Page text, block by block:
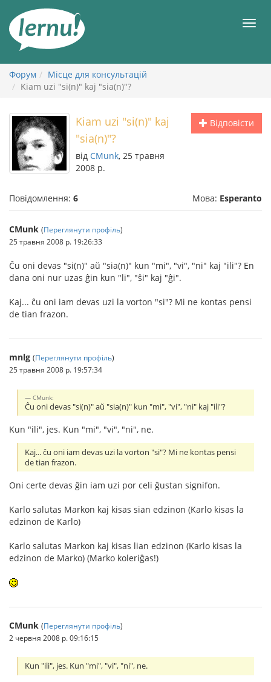
змісту
Форум
Місце для консультацій
Kiam uzi "si(n)" kaj "sia(n)"?
Відповісти
Kiam uzi "si(n)" kaj
"sia(n)"?
від CMunk, 25 травня
2008 р.
Повідомлення: 6 Мова: Esperanto
CMunk (Переглянути профіль)
25 травня 2008 р. 19:26:33
Ĉu oni devas "si(n)" aŭ "sia(n)" kun "mi", "vi", "ni" kaj "ili"? En
dana oni nur uzas ĝin kun "li", "ŝi" kaj "ĝi".
Kaj... ĉu oni iam devas uzi la vorton "si"? Mi ne kontas pensi
de tian frazon.
mnlg (Переглянути профіль)
25 травня 2008 р. 19:57:34
CMunk:
Ĉu oni devas "si(n)" aŭ "sia(n)" kun "mi", "vi", "ni" kaj "ili"?
Kun "ili", jes. Kun "mi", "vi", "ni", ne.
Kaj... ĉu oni iam devas uzi la vorton "si"? Mi ne kontas pensi
de tian frazon.
Oni certe devas ĝin iam uzi por celi ĝustan signifon.
Karlo salutas Markon kaj kisas sian edzinon (Karlo kisas la
edzinon de Karlo)
Karlo salutas Markon kaj kisas lian edzinon (Karlo kisas la
edzinon de Marko) (Marko koleriĝas!)
CMunk (Переглянути профіль)
2 червня 2008 р. 09:16:15
Kun "ili", jes. Kun "mi", "vi", "ni", ne.